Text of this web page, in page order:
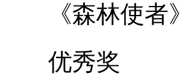
《森林使者》
优秀奖